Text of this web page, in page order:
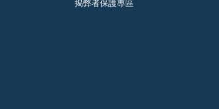
揭弊者保護專區